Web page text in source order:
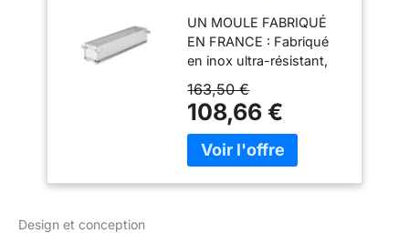
dépliable à
charnières en inox
perforé - 48 x 9 x
8,5 cm -, Gris
UN MOULE FABRIQUÉ
EN FRANCE : Fabriqué
en inox ultra-résistant,
sa robustesse vous
assure une longue durée
de vie, même en usage
intensif. INNOVATION
AIR SYSTEM : Le premier
163,50 €
108,66 €
Design et conception